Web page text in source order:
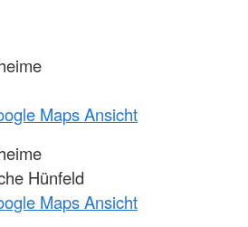
Maps Ansicht
Hünfeld
Maps Ansicht